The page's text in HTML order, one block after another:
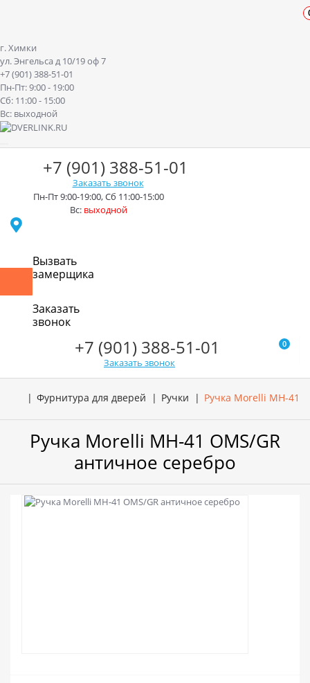
г. Химки
ул. Энгельса д 10/19 оф 7
+7 (901) 388-51-01
Пн-Пт: 9:00 - 19:00
Сб: 11:00 - 15:00
Вс: выходной
+7 (901) 388-51-01
Заказать звонок
Пн-Пт 9:00-19:00, Сб 11:00-15:00
Вс: выходной
Вызвать
замерщика
Заказать
звонок
+7 (901) 388-51-01
Заказать звонок
0
Фурнитура для дверей Ручки Ручка Morelli MH-41
Ручка Morelli MH-41 OMS/GR
античное серебро